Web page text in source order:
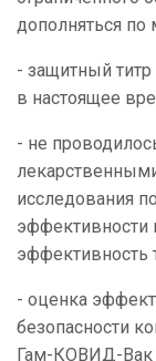
дополняться
- защитный
в настоящее
- не
исследования
эффективности
эффективность
- оценка
безопасности
Гам-КОВИД-Вак